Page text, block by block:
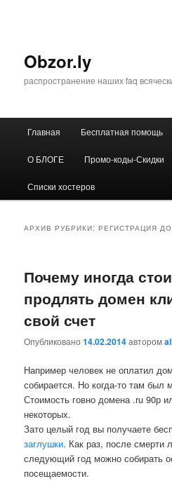
Obzor.ly
распространение наших faq
Главная Бесплатная помощь
О БЛОГЕ Промо-коды-Скидки
Списки хостеров
АРХИВ РУБРИКИ:РЕГИСТРАЦИЯ
Почему иногда
продлять домен
свой счет
Опубликовано14.02.2014автором
Например человек не оплатил
собирается. Но когда-то там был
Стоимость говно домена .ru 90р
некоторых.
Зато целый год вы получаете
заглушки. Как раз, после смерти
следующий год можно собирать
посещаемости.